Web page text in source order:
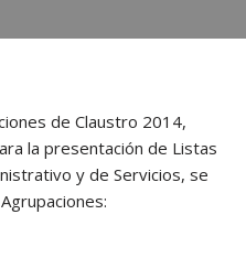
de Claustro 2014,
la presentación de Listas
y de Servicios, se